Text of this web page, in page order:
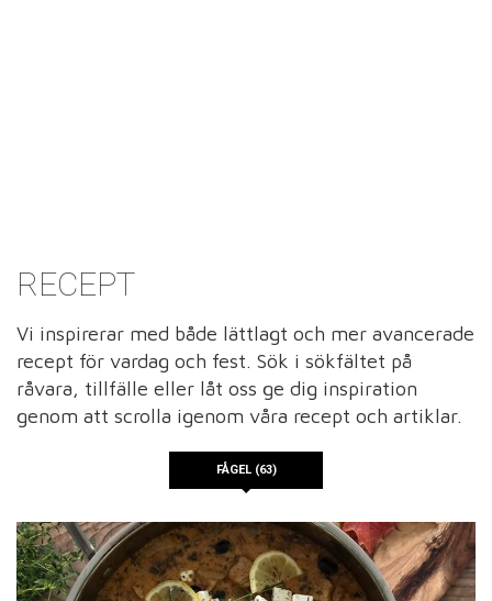
RECEPT
Vi inspirerar med både lättlagt och mer avancerade
recept för vardag och fest. Sök i sökfältet på
råvara, tillfälle eller låt oss ge dig inspiration
genom att scrolla igenom våra recept och artiklar.
FÅGEL (63)